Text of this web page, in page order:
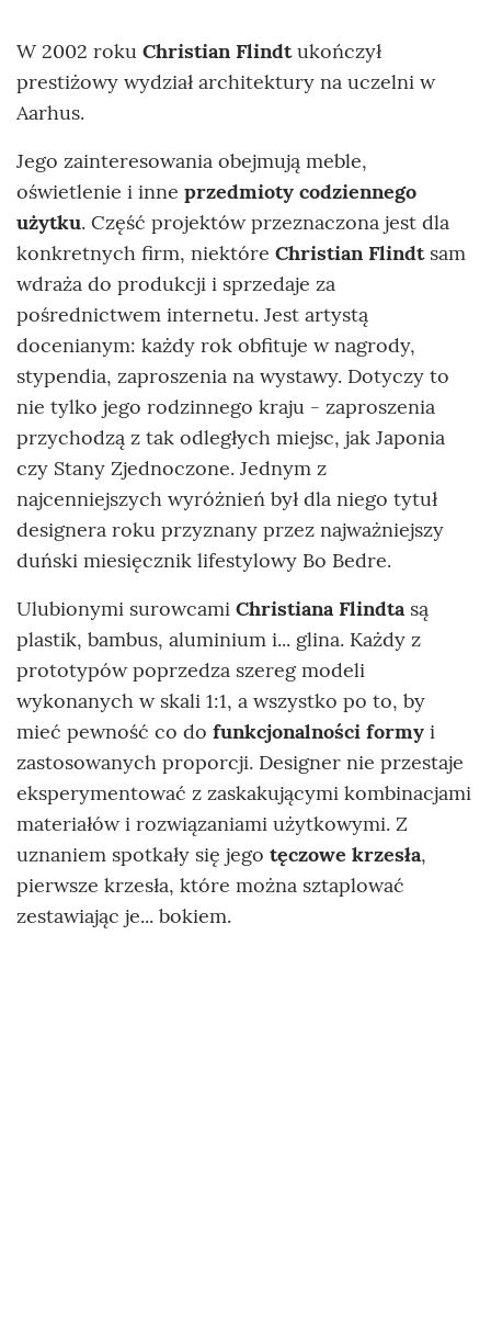
W 2002 roku Christian Flindtukończył
prestiżowy wydział architektury na uczelni w
Aarhus.
Jego zainteresowania obejmują meble,
oświetlenie i inne przedmioty codziennego
użytku. Część projektów przeznaczona jest dla
konkretnych firm, niektóre Christian Flindt sam
wdraża do produkcji i sprzedaje za
pośrednictwem internetu. Jest artystą
docenianym: każdy rok obfituje w nagrody,
stypendia, zaproszenia na wystawy. Dotyczy to
nie tylko jego rodzinnego kraju - zaproszenia
przychodzą z tak odległych miejsc, jak Japonia
czy Stany Zjednoczone. Jednym z
najcenniejszych wyróżnień był dla niego tytuł
designera roku przyznany przez najważniejszy
duński miesięcznik lifestylowy Bo Bedre.
Ulubionymi surowcami Christiana Flindta są
plastik, bambus, aluminium i... glina. Każdy z
prototypów poprzedza szereg modeli
wykonanych w skali 1:1, a wszystko po to, by
mieć pewność co do funkcjonalności formy i
zastosowanych proporcji. Designer nie przestaje
eksperymentować z zaskakującymi kombinacjami
materiałów i rozwiązaniami użytkowymi. Z
uznaniem spotkały się jego tęczowe krzesła,
pierwsze krzesła, które można sztaplować
zestawiając je... bokiem.